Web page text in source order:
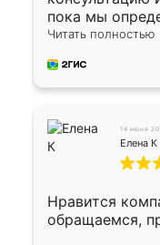
пока мы
Исполнен
предоплата
водителем
Огромная
выгрузить.
Осталось
Подарили два
из
Читать полностью
14 июня
Елена К
Нравится
обращаемся,